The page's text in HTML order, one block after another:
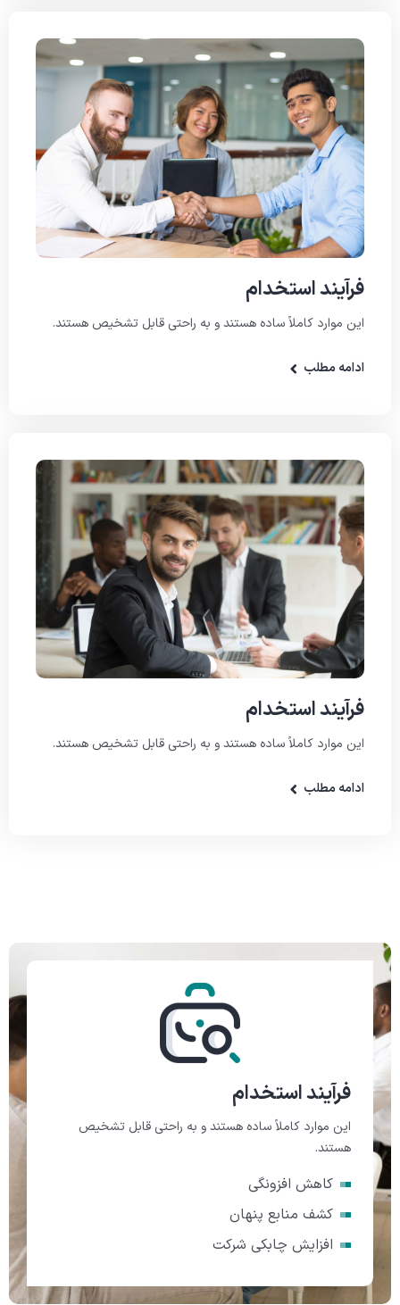
فرآیند استخدام
این موارد کاملاً ساده هستند و به راحتی قابل تشخیص هستند.
ادامه مطلب
فرآیند استخدام
این موارد کاملاً ساده هستند و به راحتی قابل تشخیص هستند.
ادامه مطلب
فرآیند استخدام
این موارد کاملاً ساده هستند و به راحتی قابل تشخیص
هستند.
کاهش افزونگی
کشف منابع پنهان
افزایش چابکی شرکت